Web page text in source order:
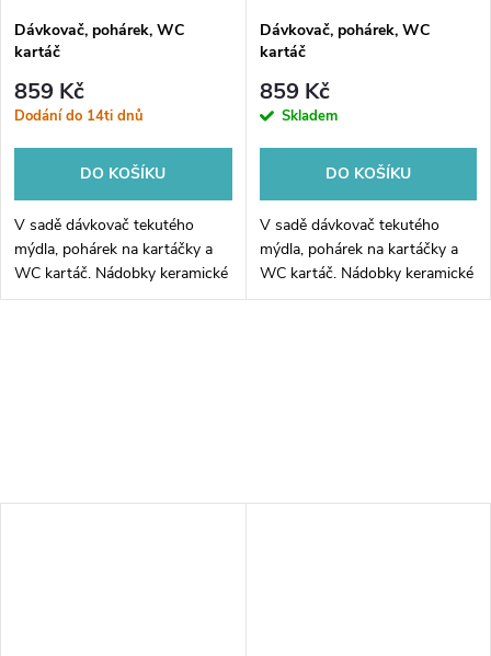
Dávkovač, pohárek, WC
kartáč
859 Kč
Dodání do 14ti dnů
DO KOŠÍKU
V sadě dávkovač tekutého
mýdla, pohárek na kartáčky a
WC kartáč. Nádobky keramické
bílé matné. Objem dávkovače
Dávkovač, pohárek, WC
kartáč
859 Kč
Skladem
DO KOŠÍKU
V sadě dávkovač tekutého
mýdla, pohárek na kartáčky a
WC kartáč. Nádobky keramické
černé matné. Objem dávkovače